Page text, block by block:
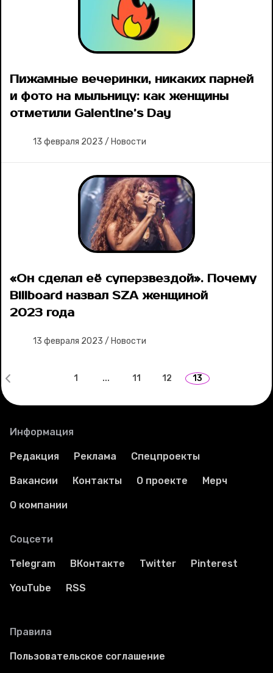
Пижамные вечеринки, никаких парней
и фото на мыльницу: как женщины
отметили Galentine’s Day
13 февраля 2023 / Новости
«Он сделал её суперзвездой». Почему
Billboard назвал SZA женщиной
2023 года
13 февраля 2023 / Новости
1 ... 11 12 13
Информация
Редакция Реклама Спецпроекты
Вакансии Контакты О проекте Мерч
О компании
Соцсети
Telegram ВКонтакте Twitter Pinterest
YouTube RSS
Правила
Пользовательское соглашение